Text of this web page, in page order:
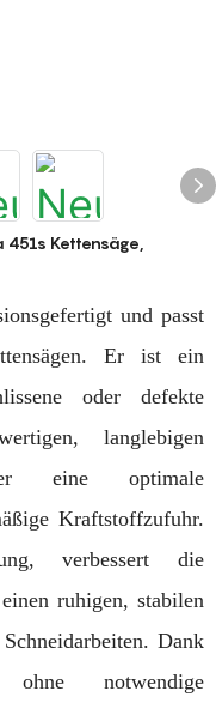
451s Kettensäge,
und passt
Er ist ein
oder defekte
langlebigen
er eine optimale
Kraftstoffzufuhr.
verbessert die
ruhigen, stabilen
Dank
notwendige